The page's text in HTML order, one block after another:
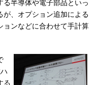
半導体や電子部品といっ
が、オプション追加による
ョンなどに合わせて手計算
る